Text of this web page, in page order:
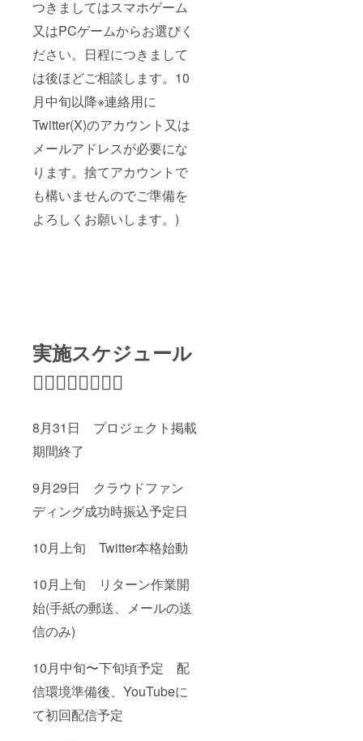
つきましてはスマホゲーム
又はPCゲームからお選びく
ださい。日程につきまして
は後ほどご相談します。10
月中旬以降※連絡用に
Twitter(X)のアカウント又は
メールアドレスが必要にな
ります。捨てアカウントで
も構いませんのでご準備を
よろしくお願いします。)
実施スケジュール
🙇🏻‍♀️🙇‍♀️🙇🏼‍♀️
8月31日 プロジェクト掲載
期間終了
9月29日 クラウドファン
ディング成功時振込予定日
10月上旬 Twitter本格始動
10月上旬 リターン作業開
始(手紙の郵送、メールの送
信のみ)
10月中旬〜下旬頃予定 配
信環境準備後、YouTubeに
て初回配信予定